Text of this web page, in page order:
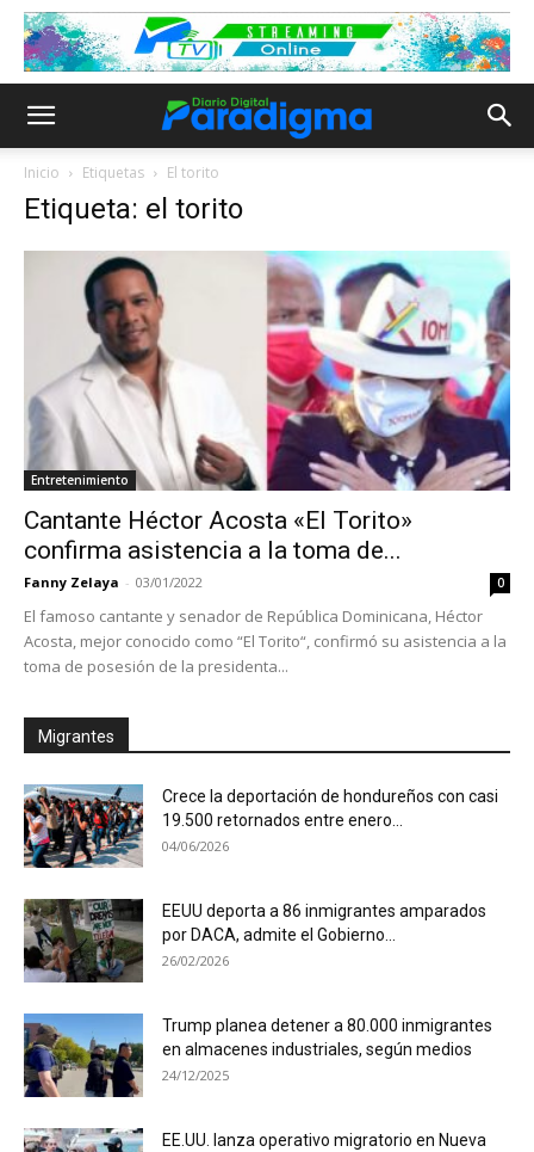
Inicio Etiquetas El torito
Etiqueta: el torito
Entretenimiento
Cantante Héctor Acosta «El Torito»
confirma asistencia a la toma de...
Fanny Zelaya - 03/01/2022 0
El famoso cantante y senador de República Dominicana, Héctor
Acosta, mejor conocido como “El Torito“, confirmó su asistencia a la
toma de posesión de la presidenta...
Migrantes
Crece la deportación de hondureños con casi
19.500 retornados entre enero...
04/06/2026
EEUU deporta a 86 inmigrantes amparados
por DACA, admite el Gobierno...
26/02/2026
Trump planea detener a 80.000 inmigrantes
en almacenes industriales, según medios
24/12/2025
EE.UU. lanza operativo migratorio en Nueva